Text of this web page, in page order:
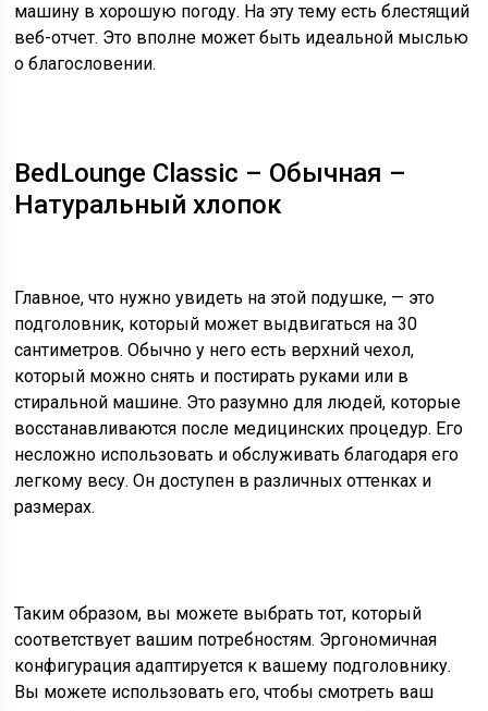
машину в хорошую погоду. На эту тему есть блестящий
веб-отчет. Это вполне может быть идеальной мыслью
о благословении.
BedLounge Classic – Обычная –
Натуральный хлопок
Главное, что нужно увидеть на этой подушке, — это
подголовник, который может выдвигаться на 30
сантиметров. Обычно у него есть верхний чехол,
который можно снять и постирать руками или в
стиральной машине. Это разумно для людей, которые
восстанавливаются после медицинских процедур. Его
несложно использовать и обслуживать благодаря его
легкому весу. Он доступен в различных оттенках и
размерах.
Таким образом, вы можете выбрать тот, который
соответствует вашим потребностям. Эргономичная
конфигурация адаптируется к вашему подголовнику.
Вы можете использовать его, чтобы смотреть ваш